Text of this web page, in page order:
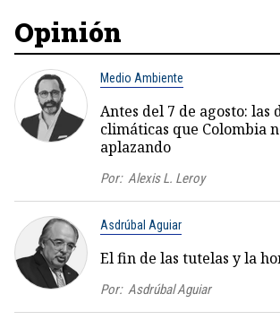
Opinión
Medio Ambiente
Antes del 7 de agosto: las
climáticas que Colombia
aplazando
Por: Alexis L. Leroy
Asdrúbal Aguiar
El fin de las tutelas y la
Por: Asdrúbal Aguiar